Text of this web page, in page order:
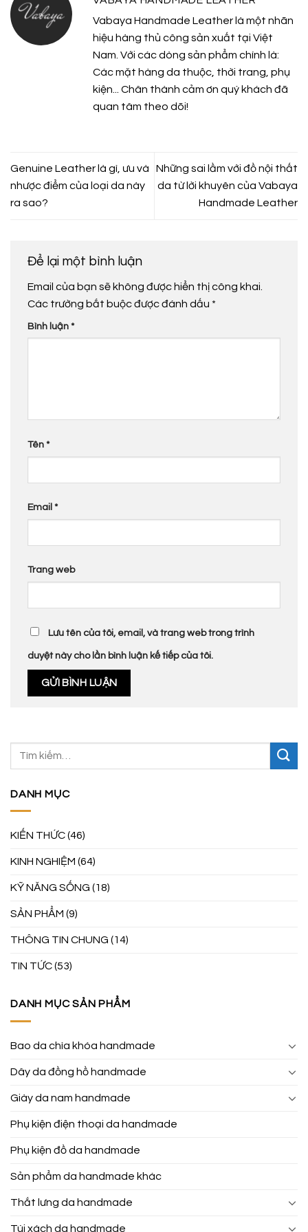
DANH MỤC
KIẾN THỨC(46)
KINH NGHIỆM (64)
KỸ NĂNG SỐNG (18)
SẢN PHẨM (9)
THÔNG TIN CHUNG (14)
TIN TỨC(53)
DANH MỤC SẢN PHẨM
Bao da chìa khóa handmade
Dây da đồng hồ handmade
Giày da nam handmade
Phụ kiện điện thoại da handmade
Phụ kiện đồ da handmade
Sản phẩm da handmade khác
Thắt lưng da handmade
Túi xách da handmade
Vabaya Handmade Leather là một nhãn
hiệu hàng thủ công sản xuất tại Việt
Nam. Với các dòng sản phẩm chính là:
Các mặt hàng da thuộc, thời trang, phụ
kiện... Chân thành cảm ơn quý khách đã
quan tâm theo dõi!
Genuine Leather là gì, ưu và
nhược điểm của loại da này
ra sao?
Những sai lầm với đồ nội thất
da từ lời khuyên của Vabaya
Handmade Leather
Để lại một bình luận
Email của bạn sẽ không được hiển thị công khai.
Các trường bắt buộc được đánh dấu *
Bình luận *
Tên *
Email *
Trang web
Lưu tên của tôi, email, và trang web trong trình
duyệt này cho lần bình luận kế tiếp của tôi.